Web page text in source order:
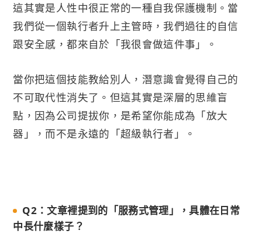
這其實是人性中很正常的一種自我保護機制。當
我們從一個執行者升上主管時，我們過往的自信
跟安全感，都來自於「我很會做這件事」。
當你把這個技能教給別人，潛意識會覺得自己的
不可取代性消失了。但這其實是深層的思維盲
點，因為公司提拔你，是希望你能成為「放大
器」，而不是永遠的「超級執行者」。
Q2：文章裡提到的「服務式管理」，具體在日常
中長什麼樣子？